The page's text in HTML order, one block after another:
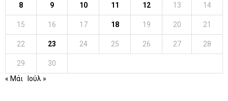
8 9 10 11 12 13 14
15 16 17 18 19 20 21
22 23 24 25 26 27 28
29
30
« Μάι
Ιούλ »